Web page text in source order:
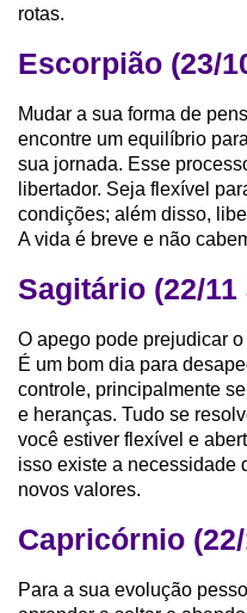
rotas.
Escorpião (23/
Mudar a sua forma de
encontre um equilíbrio
sua jornada. Esse
libertador. Seja flexível
condições; além disso,
A vida é breve e não
Sagitário (22/11
O apego pode prejudicar
É um bom dia para
controle, principalmente
e heranças. Tudo se
você estiver flexível e
isso existe a necessidade
novos valores.
Capricórnio
Para a sua evolução